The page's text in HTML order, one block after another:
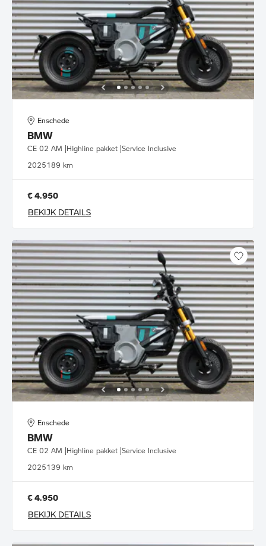
Enschede
BMW
CE 02 AM |Highline pakket |Service Inclusive
2025189 km
€ 4.950
BEKIJK DETAILS
Enschede
BMW
CE 02 AM |Highline pakket |Service Inclusive
2025139 km
€ 4.950
BEKIJK DETAILS